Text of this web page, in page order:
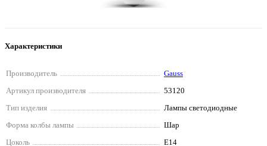
Характеристики
Производитель
Gauss
Артикул производителя
53120
Тип изделия
Лампы светодиодные
Форма колбы лампы
Шар
Цоколь
E14